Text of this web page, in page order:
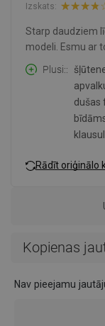
Izskats:
Starp daudziem
modeli. Esmu ar
Plusi:
dušas
Rādīt oriģinālo
Kopienas
Nav pieejamu